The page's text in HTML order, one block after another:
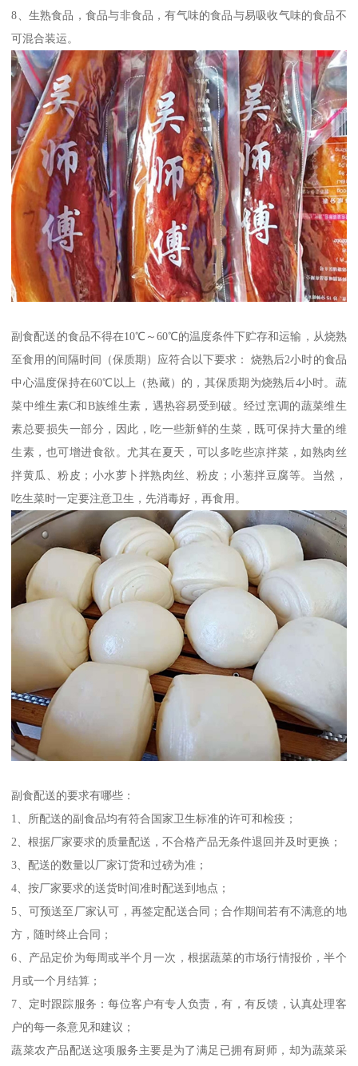
8、生熟食品，食品与非食品，有气味的食品与易吸收气味的食品不
可混合装运。
副食配送的食品不得在10℃～60℃的温度条件下贮存和运输，从烧熟
至食用的间隔时间（保质期）应符合以下要求： 烧熟后2小时的食品
中心温度保持在60℃以上（热藏）的，其保质期为烧熟后4小时。蔬
菜中维生素C和B族维生素，遇热容易受到破。经过烹调的蔬菜维生
素总要损失一部分，因此，吃一些新鲜的生菜，既可保持大量的维
生素，也可增进食欲。尤其在夏天，可以多吃些凉拌菜，如熟肉丝
拌黄瓜、粉皮；小水萝卜拌熟肉丝、粉皮；小葱拌豆腐等。当然，
吃生菜时一定要注意卫生，先消毒好，再食用。
副食配送的要求有哪些：
1、所配送的副食品均有符合国家卫生标准的许可和检疫；
2、根据厂家要求的质量配送，不合格产品无条件退回并及时更换；
3、配送的数量以厂家订货和过磅为准；
4、按厂家要求的送货时间准时配送到地点；
5、可预送至厂家认可，再签定配送合同；合作期间若有不满意的地
方，随时终止合同；
6、产品定价为每周或半个月一次，根据蔬菜的市场行情报价，半个
月或一个月结算；
7、定时跟踪服务：每位客户有专人负责，有，有反馈，认真处理客
户的每一条意见和建议；
蔬菜农产品配送这项服务主要是为了满足已拥有厨师，却为蔬菜采